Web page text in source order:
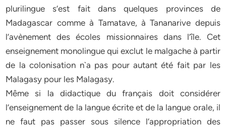
plurilingue s’est fait dans quelques provinces de
Madagascar comme à Tamatave, à Tananarive depuis
l’avènement des écoles missionnaires dans l’île. Cet
enseignement monolingue qui exclut le malgache à partir
de la colonisation n`a pas pour autant été fait par les
Malagasy pour les Malagasy.
Même si la didactique du français doit considérer
l’enseignement de la langue écrite et de la langue orale, il
ne faut pas passer sous silence l’appropriation des